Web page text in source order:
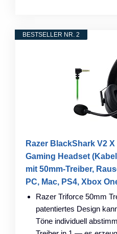
BESTSELLER NR. 2
Razer BlackShark V2
Gaming Headset
mit 50mm-Treiber,
PC, Mac, PS4, Xbox
Razer Triforce 50mm
patentiertes Design
Töne individuell